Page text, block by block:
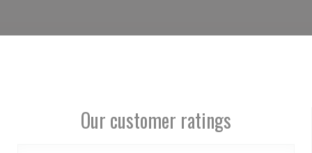
Our customer ratings